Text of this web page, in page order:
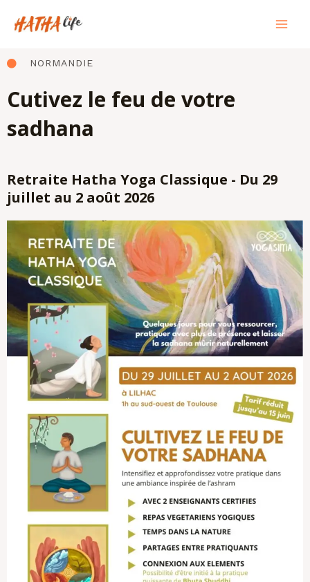
NORMANDIE
Cutivez le feu de votre
sadhana
Retraite Hatha Yoga Classique - Du 29
juillet au 2 août 2026